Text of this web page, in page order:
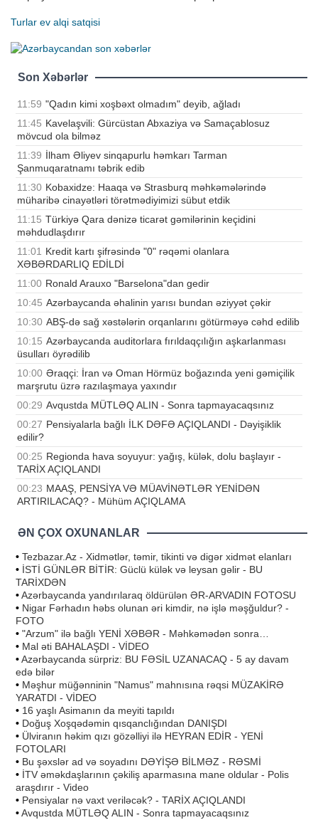
Turlar ev alqi satqisi
Son Xəbərlər
11:59 "Qadın kimi xoşbəxt olmadım" deyib, ağladı
11:45 Kavelaşvili: Gürcüstan Abxaziya və Samaçablosuz
mövcud ola bilməz
11:39 İlham Əliyev sinqapurlu həmkarı Tarman
Şanmuqaratnamı təbrik edib
11:30 Kobaxidze: Haaqa və Strasburq məhkəmələrində
müharibə cinayətləri törətmədiyimizi sübut etdik
11:15 Türkiyə Qara dənizə ticarət gəmilərinin keçidini
məhdudlaşdırır
11:01 Kredit kartı şifrəsində "0" rəqəmi olanlara
XƏBƏRDARLIQ EDİLDİ
11:00 Ronald Arauxo "Barselona"dan gedir
10:45 Azərbaycanda əhalinin yarısı bundan əziyyət çəkir
10:30 ABŞ-də sağ xəstələrin orqanlarını götürməyə cəhd edilib
10:15 Azərbaycanda auditorlara fırıldaqçılığın aşkarlanması
üsulları öyrədilib
10:00 Əraqçi: İran və Oman Hörmüz boğazında yeni gəmiçilik
marşrutu üzrə razılaşmaya yaxındır
00:29 Avqustda MÜTLƏQ ALIN - Sonra tapmayacaqsınız
00:27 Pensiyalarla bağlı İLK DƏFƏ AÇIQLANDI - Dəyişiklik
edilir?
00:25 Regionda hava soyuyur: yağış, külək, dolu başlayır -
TARİX AÇIQLANDI
00:23 MAAŞ, PENSİYA VƏ MÜAVİNƏTLƏR YENİDƏN
ARTIRILACAQ? - Mühüm AÇIQLAMA
ƏN ÇOX OXUNANLAR
• Tezbazar.Az - Xidmətlər, təmir, tikinti və digər xidmət elanları
• İSTİ GÜNLƏR BİTİR: Güclü külək və leysan gəlir - BU
TARİXDƏN
•Azərbaycanda yandırılaraq öldürülən ƏR-ARVADIN FOTOSU
• Nigar Fərhadın həbs olunan əri kimdir, nə işlə məşğuldur? -
FOTO
• "Arzum" ilə bağlı YENİ XƏBƏR - Məhkəmədən sonra…
• Mal əti BAHALAŞDI - VİDEO
•Azərbaycanda sürpriz: BU FƏSİL UZANACAQ - 5 ay davam
edə bilər
• Məşhur müğənninin "Namus" mahnısına rəqsi MÜZAKİRƏ
YARATDI - VİDEO
• 16 yaşlı Asimanın da meyiti tapıldı
• Doğuş Xoşqədəmin qısqanclığından DANIŞDI
• Ülviranın həkim qızı gözəlliyi ilə HEYRAN EDİR - YENİ
FOTOLARI
• Bu şəxslər ad və soyadını DƏYİŞƏ BİLMƏZ - RƏSMİ
• İTV əməkdaşlarının çəkiliş aparmasına mane oldular - Polis
araşdırır - Video
• Pensiyalar nə vaxt veriləcək? - TARİX AÇIQLANDI
•Avqustda MÜTLƏQ ALIN - Sonra tapmayacaqsınız